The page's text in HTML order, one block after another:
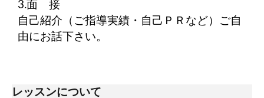
3.面 接
自己紹介（ご指導実績・自己ＰＲなど）ご自
由にお話下さい。
レッスンについて